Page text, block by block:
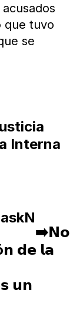
que tuvo
se
Interna
➡️𝗡𝗼
𝗱𝗲 𝗹𝗮
𝘂𝗻